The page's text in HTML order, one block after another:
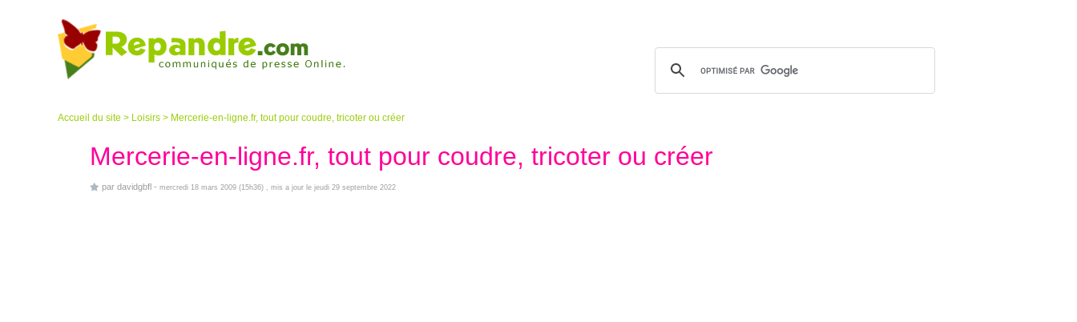
Accueil du site > Loisirs > Mercerie-en-ligne.fr, tout pour coudre, tricoter ou créer
Mercerie-en-ligne.fr, tout pour coudre, tricoter ou créer
par davidgbfl - mercredi 18 mars 2009 (15h36) , mis a jour le jeudi 29 septembre 2022